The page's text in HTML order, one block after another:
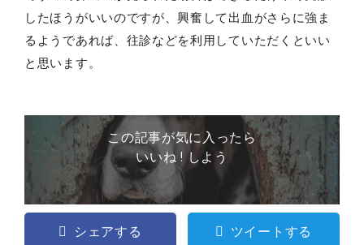
したほうがいいのですが、興奮して出血がさらに強ま
るようであれば、往診などを利用していただくといい
と思います。
この記事が気に入ったら
いいね ! しよう
シェアする ツイートする